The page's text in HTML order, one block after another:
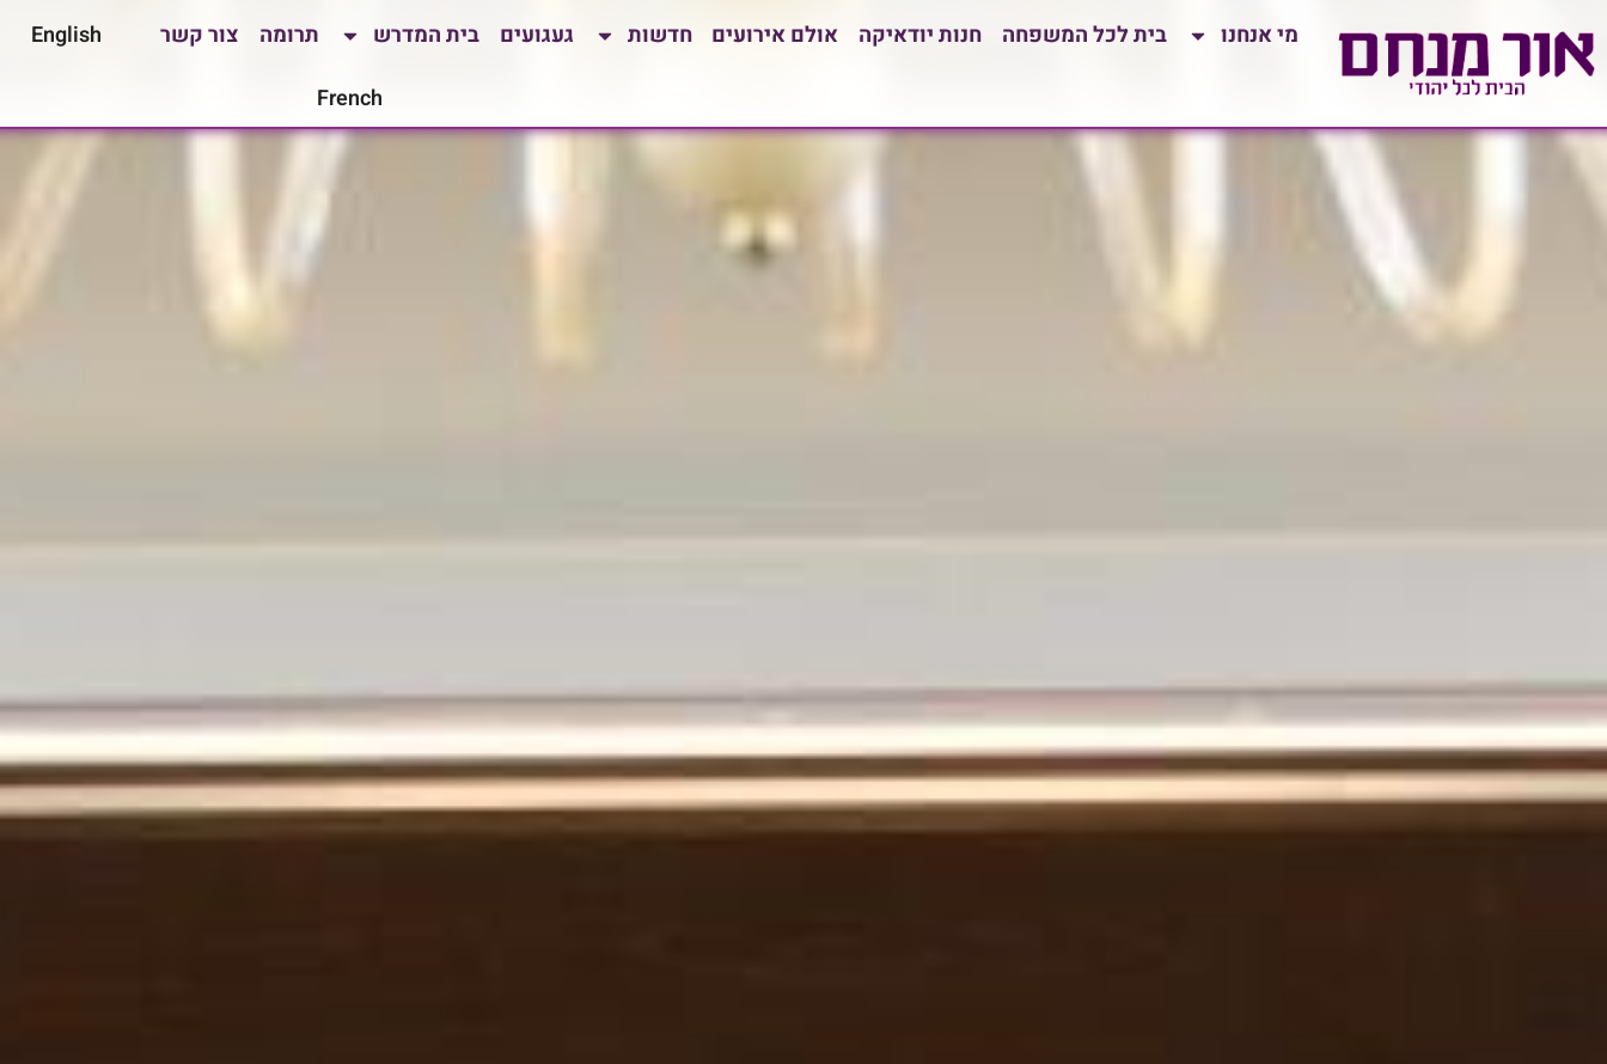
מי אנחנו בית לכל המשפחה חנות יודאיקה אולם אירועים חדשות געגועים בית המדרש תרומה צור קשר
English
French